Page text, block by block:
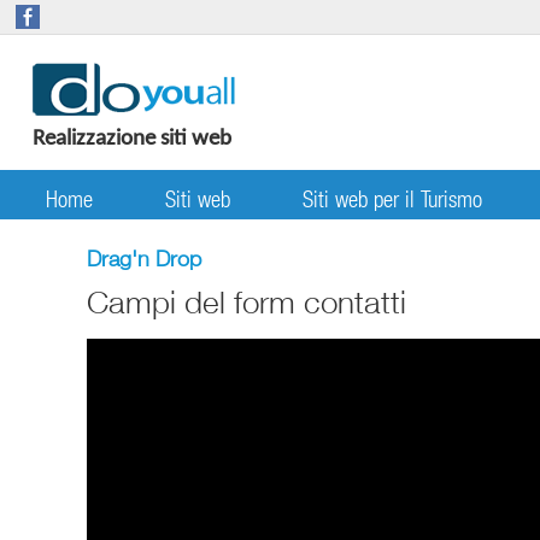
Realizzazione siti web
Home Siti web Siti web per il Turismo
Drag'n Drop
Campi del form contatti